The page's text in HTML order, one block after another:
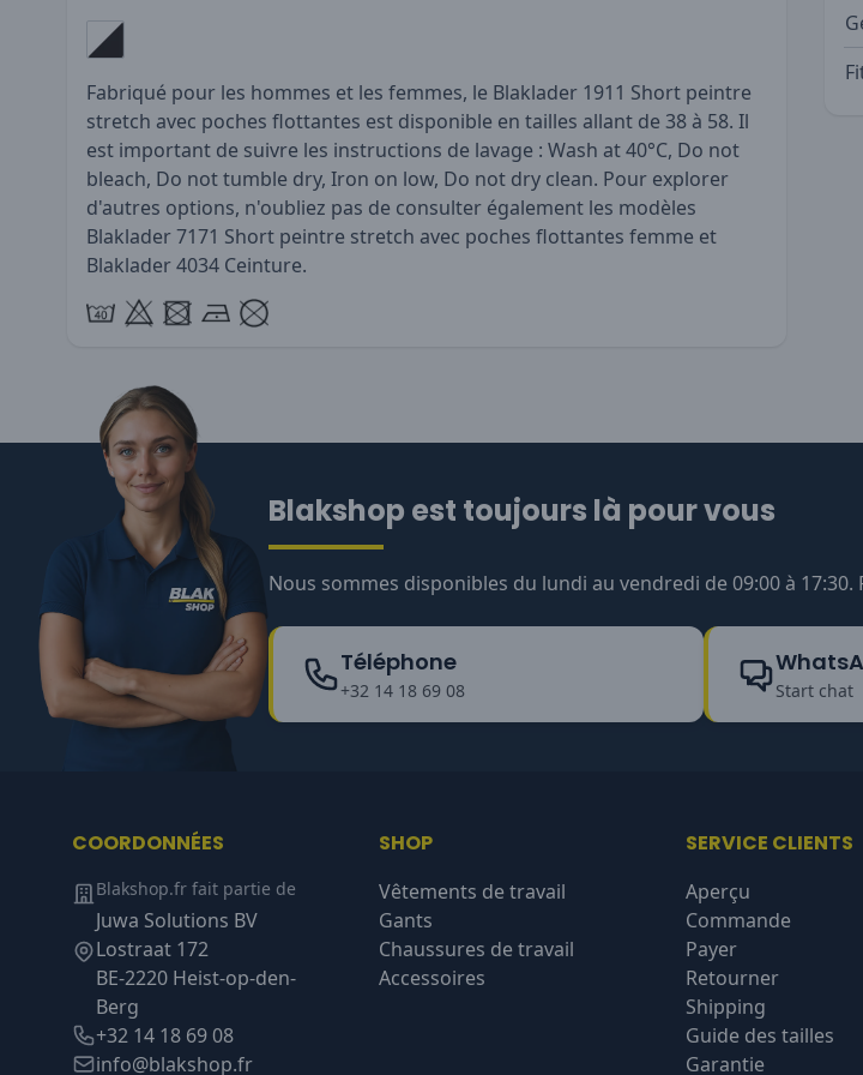
Fabriqué pour les hommes et les femmes, le Blaklader 1911 Short peintre
stretch avec poches flottantes est disponible en tailles allant de 38 à 58. Il
est important de suivre les instructions de lavage : Wash at 40°C, Do not
bleach, Do not tumble dry, Iron on low, Do not dry clean. Pour explorer
d'autres options, n'oubliez pas de consulter également les modèles
Blaklader 7171 Short peintre stretch avec poches flottantes femme et
Blaklader 4034 Ceinture.
Blakshop est toujours là pour vous
Nous sommes disponibles du lundi au vendredi de 09:00 à
Téléphone
+32 14 18 69 08 Start chat
COORDONNÉES
Blakshop.fr fait partie de
Juwa Solutions BV
Lostraat 172
BE-2220 Heist-op-den-
Berg
+32 14 18 69 08
info@blakshop.fr
SHOP
Vêtements de travail
Gants
Chaussures de travail
Accessoires
SERVICE CLIENTS
Aperçu
Commande
Payer
Retourner
Shipping
Guide des tailles
Garantie